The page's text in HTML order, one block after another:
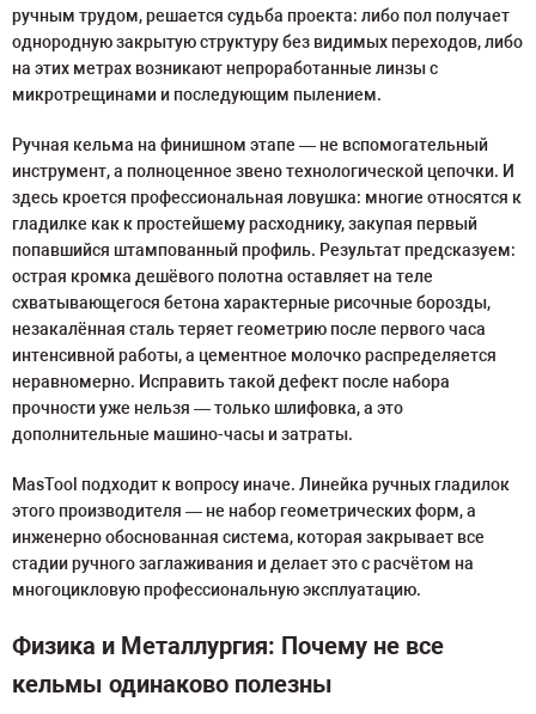
ручным трудом, решается судьба проекта: либо пол получает
однородную закрытую структуру без видимых переходов, либо
на этих метрах возникают непроработанные линзы с
микротрещинами и последующим пылением.
Ручная кельма на финишном этапе — не вспомогательный
инструмент, а полноценное звено технологической цепочки. И
здесь кроется профессиональная ловушка: многие относятся к
гладилке как к простейшему расходнику, закупая первый
попавшийся штампованный профиль. Результат предсказуем:
острая кромка дешёвого полотна оставляет на теле
схватывающегося бетона характерные рисочные борозды,
незакалённая сталь теряет геометрию после первого часа
интенсивной работы, а цементное молочко распределяется
неравномерно. Исправить такой дефект после набора
прочности уже нельзя — только шлифовка, а это
дополнительные машино-часы и затраты.
MasTool подходит к вопросу иначе. Линейка ручных гладилок
этого производителя — не набор геометрических форм, а
инженерно обоснованная система, которая закрывает все
стадии ручного заглаживания и делает это с расчётом на
многоцикловую профессиональную эксплуатацию.
Физика и Металлургия: Почему не все
кельмы одинаково полезны